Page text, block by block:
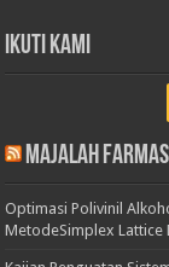
Ikuti Kami
Majalah
Optimasi Polivinil
MetodeSimplex Lattice